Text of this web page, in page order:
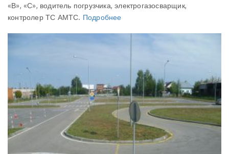
«В», «С», водитель погрузчика, электрогазосварщик,
контролер ТС АМТС. Подробнее